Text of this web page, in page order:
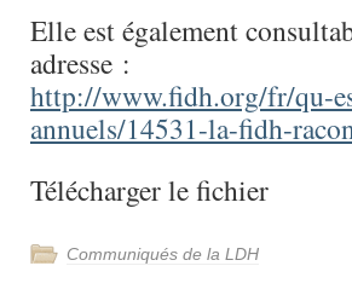
Elle est également
adresse :
http://www.fidh.org/fr/qu-
annuels/14531-la-fidh-
Télécharger le fichier
Communiqués de la LDH